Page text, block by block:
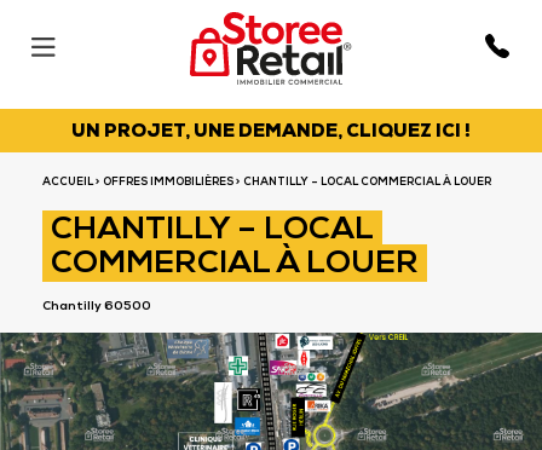
UN PROJET, UNE DEMANDE, CLIQUEZ ICI !
ACCUEIL> OFFRES IMMOBILIÈRES > CHANTILLY – LOCAL COMMERCIAL À LOUER
CHANTILLY – LOCAL
COMMERCIAL À LOUER
Chantilly 60500